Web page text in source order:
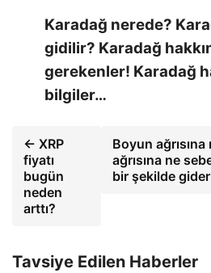
Karadağ nerede?
gidilir? Karadağ
gerekenler! Karadağ
bilgiler…
← XRP
fiyatı
bugün
neden
arttı?
Boyun
ağrısına ne
bir şekilde
Tavsiye Edilen Haberler